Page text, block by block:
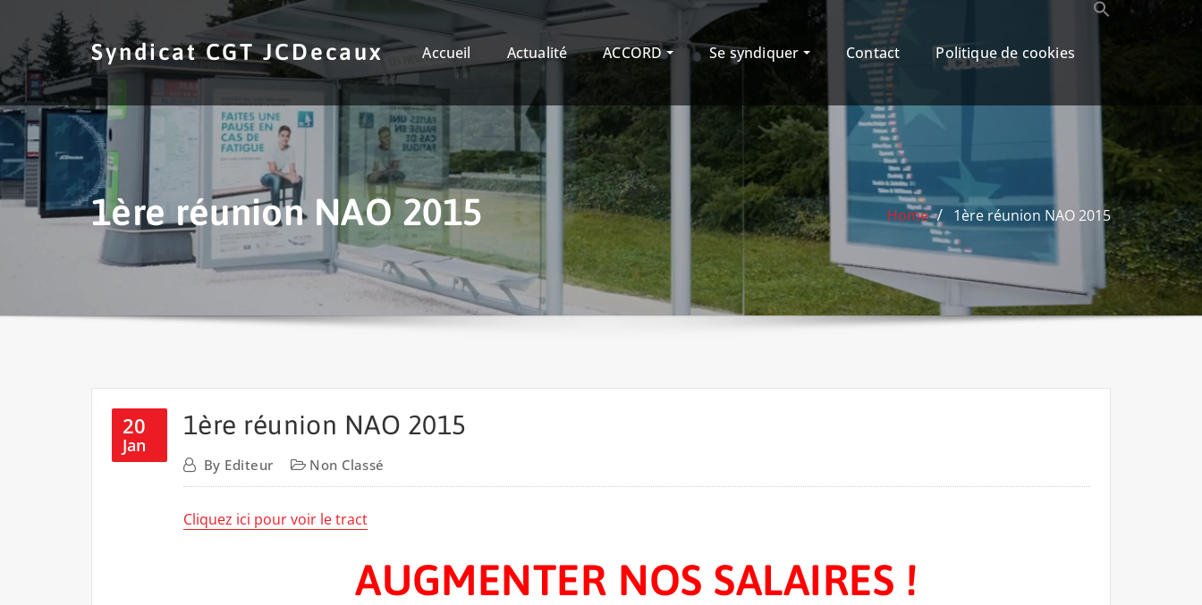
content
Syndicat CGT JCDecaux Accueil Actualité ACCORD Se syndiquer Contact Politique de cookies
1ère réunion NAO 2015 Home 1ère réunion NAO 2015
20
Jan
1ère réunion NAO 2015
By Editeur Non Classé
Cliquez ici pour voir le tract
AUGMENTER NOS SALAIRES !